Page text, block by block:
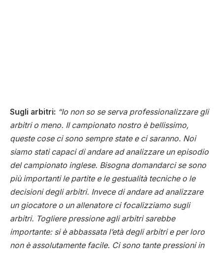
Sugli arbitri: “Io non so se serva professionalizzare gli
arbitri o meno. Il campionato nostro è bellissimo,
queste cose ci sono sempre state e ci saranno. Noi
siamo stati capaci di andare ad analizzare un episodio
del campionato inglese. Bisogna domandarci se sono
più importanti le partite e le gestualità tecniche o le
decisioni degli arbitri. Invece di andare ad analizzare
un giocatore o un allenatore ci focalizziamo sugli
arbitri. Togliere pressione agli arbitri sarebbe
importante: si è abbassata l’età degli arbitri e per loro
non è assolutamente facile. Ci sono tante pressioni in